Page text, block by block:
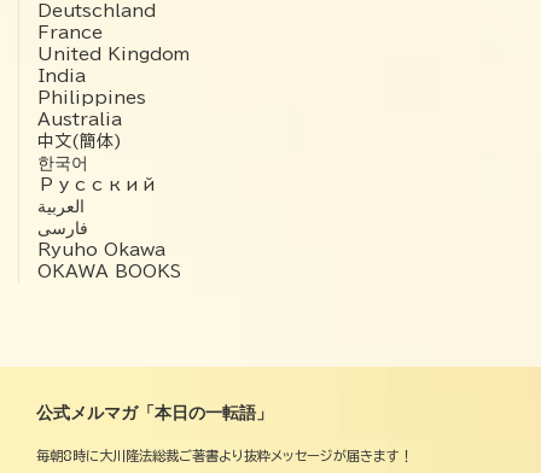
Deutschland
France
United Kingdom
India
Philippines
Australia
中文(簡体)
한국어
Русский
العربية‏
فارسی
Ryuho Okawa
OKAWA BOOKS
公式メルマガ「本日の一転語」
毎朝8時に大川隆法総裁ご著書より抜粋メッセージが届きます！